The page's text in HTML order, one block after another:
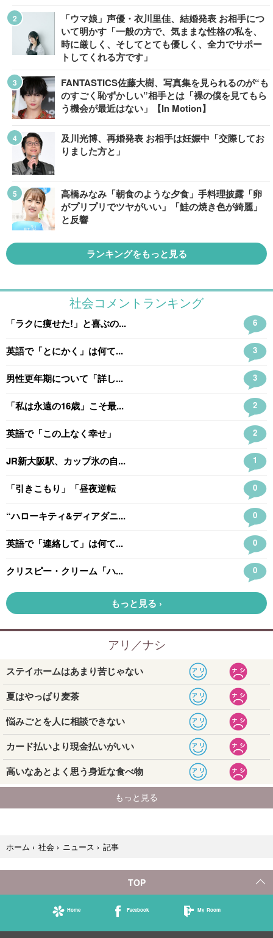
「ウマ娘」声優・衣川里佳、結婚発表 お相手につ
いて明かす「一般の方で、気ままな性格の私を、
時に厳しく、そしてとても優しく、全力でサポー
トしてくれる方です」
FANTASTICS佐藤大樹、写真集を見られるのが“も
のすごく恥ずかしい”相手とは「裸の僕を見てもら
う機会が最近はない」【In Motion】
及川光博、再婚発表 お相手は妊娠中「交際してお
りました方と」
高橋みなみ「朝食のような夕食」手料理披露「卵
がプリプリでツヤがいい」「鮭の焼き色が綺麗」
と反響
ランキングをもっと見る
ホーム › 社会 › ニュース › 記事
TOP
Home Facebook My Room